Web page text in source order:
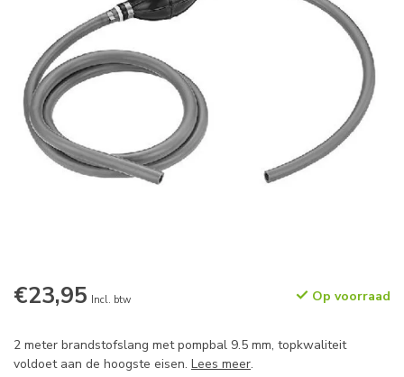
€23,95 Incl. btw Op voorraad
2 meter brandstofslang met pompbal 9.5 mm, topkwaliteit
voldoet aan de hoogste eisen. Lees meer.